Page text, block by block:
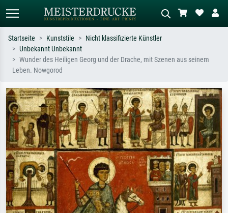
Standardsuche KI-Bildersuche
Suchen Sie nach Künstlern, Werktiteln
Sternennacht, Impressionismus, Welle
Hokusai, Akt.
Ölgemälde, Stehender Akt neben einem
Baum.
Startseite Kunststile
Nicht klassifizierte Künstler
Unbekannt Unbekannt
Wunder des Heiligen Georg und der Drache, mit Szenen aus seinem
Leben. Nowgorod